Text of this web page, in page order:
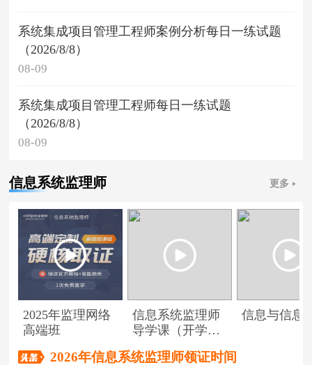
系统集成项目管理工程师案例分析每日一练试题
（2026/8/8）
08-09
系统集成项目管理工程师每日一练试题
（2026/8/8）
08-09
信息系统监理师 更多
2025年监理网络
高端班
信息系统监理师
导学课（开学典
信息与信息
2026年信息系统监理师领证时间